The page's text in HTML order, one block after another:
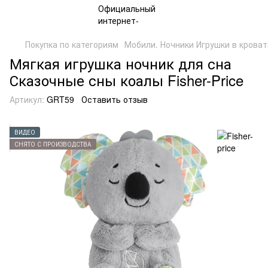
Покупка по категориям Мобили. Ночники Игрушки в
Мягкая игрушка ночник для сна
Сказочные сны коалы Fisher-Price
Артикул: GRT59 Оставить отзыв
ВИДЕО
СНЯТО С ПРОИЗВОДСТВА